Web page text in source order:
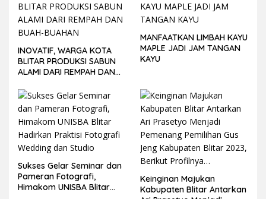
INOVATIF, WARGA KOTA
BLITAR PRODUKSI SABUN
ALAMI DARI REMPAH DAN
MANFAATKAN LIMBAH KAYU
MAPLE JADI JAM TANGAN
KAYU
Sukses Gelar Seminar dan
Pameran Fotografi,
Himakom UNISBA Blitar
Keinginan Majukan
Kabupaten Blitar Antarkan